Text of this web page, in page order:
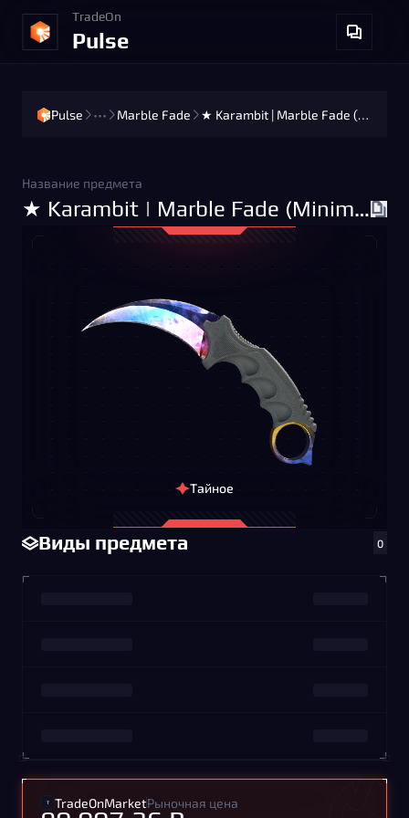
TradeOn
Pulse
Pulse ••• Marble Fade ★ Karambit | Marble Fade (Minimal Wear)
Тайное
Виды предмета 0
Название предмета
★ Karambit | Marble Fade (Minimal Wear)
TradeOnMarketРыночная цена